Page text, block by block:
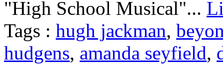
"High School Musical"...
Tags : hugh jackman,
hudgens, amanda seyfield,